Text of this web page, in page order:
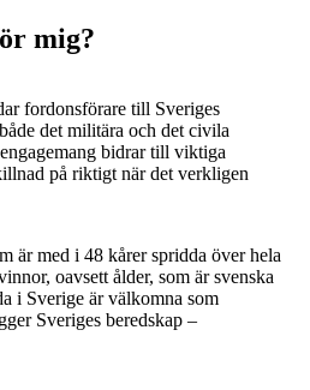
mig?
fordonsförare till Sveriges
det militära och det civila
bidrar till viktiga
på riktigt när det verkligen
är med i 48 kårer spridda över hela
oavsett ålder, som är svenska
i Sverige är välkomna som
Sveriges beredskap –